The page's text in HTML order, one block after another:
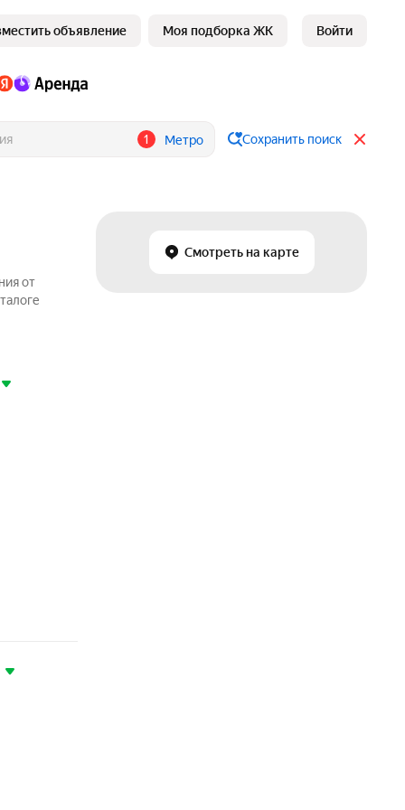
объявление Моя подборка ЖК Войти
1 Метро Сохранить поиск
Смотреть на карте
от